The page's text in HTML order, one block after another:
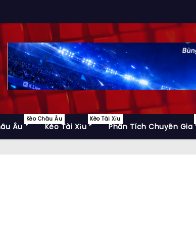
Âu
Kèo Châu Âu
Kèo Tài Xỉu
Kèo Tài Xỉu
Phân Tích Chuyên Gia